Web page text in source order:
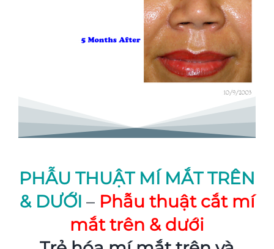
PHẪU THUẬT MÍ MẮT TRÊN
& DƯỚI – Phẫu thuật cắt mí
mắt trên & dưới